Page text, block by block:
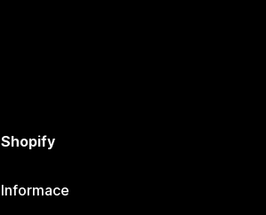
Shopify
Informace